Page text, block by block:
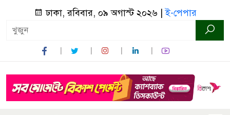
ঢাকা, রবিবার, ০৯ অগাস্ট ২০২৬ |ই-পেপার